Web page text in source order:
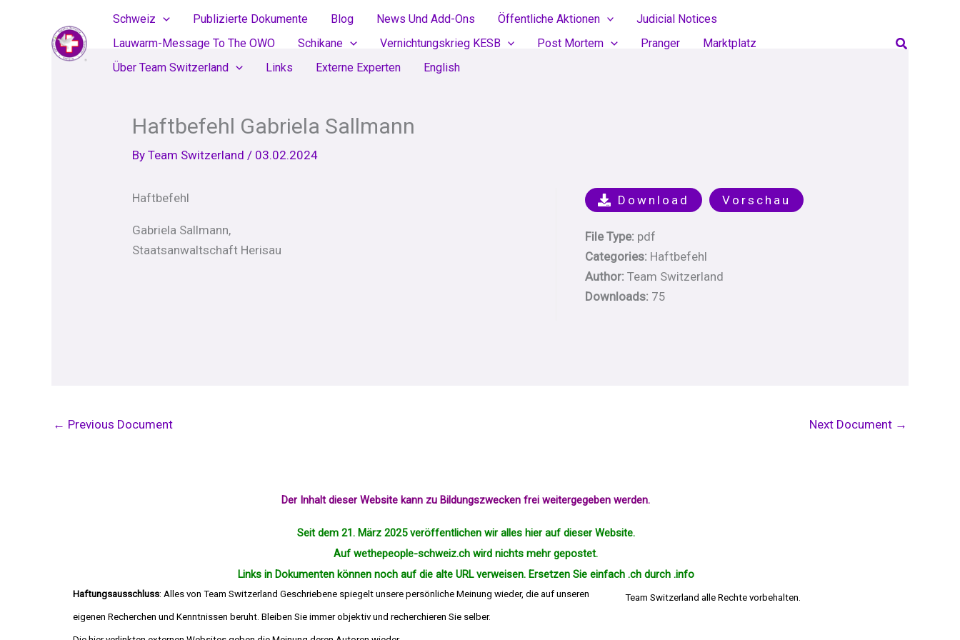
Schweiz Publizierte Dokumente Blog News Und Add-Ons Öffentliche Aktionen
Judicial Notices
Lauwarm-Message To The OWO
Schikane Vernichtungskrieg KESB Post Mortem Pranger
Marktplatz
Über Team Switzerland
Links Externe Experten English
Search
Haftbefehl Gabriela Sallmann
ByTeam Switzerland / 03.02.2024
Haftbefehl
Gabriela Sallmann,
Staatsanwaltschaft Herisau
Download Vorschau
File Type: pdf
Categories: Haftbefehl
Author: Team Switzerland
Downloads: 75
← Previous Document Next Document →
Der Inhalt dieser Website kann zu Bildungszwecken frei weitergegeben werden.
Seit dem 21. März 2025 veröffentlichen wir alles hier auf dieser Website.
Auf wethepeople-schweiz.ch wird nichts mehrgepostet.
Links in Dokumenten können noch auf die alte URL verweisen. Ersetzen Sie einfach .ch durch .info
Haftungsausschluss: Alles von Team Switzerland Geschriebene spiegelt unsere persönliche Meinung wieder, die auf unseren
eigenen Recherchen und Kenntnissen beruht. Bleiben Sie immer objektiv und recherchieren Sie selber.
Team Switzerland alle Rechte vorbehalten.